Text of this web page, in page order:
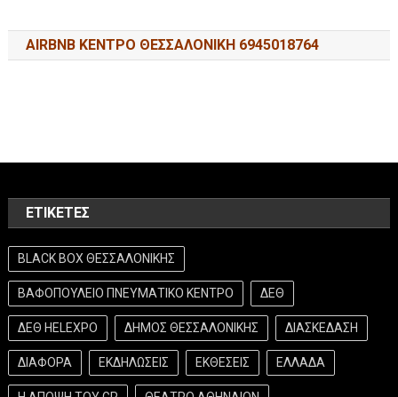
AIRBNB ΚΕΝΤΡΟ ΘΕΣΣΑΛΟΝΙΚΗ 6945018764
ΕΤΙΚΈΤΕΣ
BLACK BOX ΘΕΣΣΑΛΟΝΙΚΗΣ
ΒΑΦΟΠΟΥΛΕΙΟ ΠΝΕΥΜΑΤΙΚΟ ΚΕΝΤΡΟ ΔΕΘ
ΔΕΘ HELEXPO ΔΗΜΟΣ ΘΕΣΣΑΛΟΝΙΚΗΣ ΔΙΑΣΚΕΔΑΣΗ
ΔΙΑΦΟΡΑ ΕΚΔΗΛΩΣΕΙΣ ΕΚΘΕΣΕΙΣ ΕΛΛΑΔΑ